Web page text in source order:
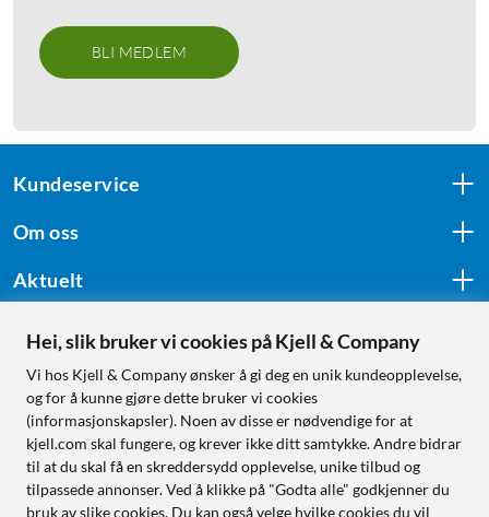
BLI MEDLEM
Kundeservice
Om oss
Aktuelt
Følg oss
Handle fra:
Sverige
Hei, slik bruker vi cookies på Kjell & Company
Vi hos Kjell & Company ønsker å gi deg en unik kundeopplevelse,
og for å kunne gjøre dette bruker vi cookies
(informasjonskapsler). Noen av disse er nødvendige for at
kjell.com skal fungere, og krever ikke ditt samtykke. Andre bidrar
til at du skal få en skreddersydd opplevelse, unike tilbud og
tilpassede annonser. Ved å klikke på "Godta alle" godkjenner du
bruk av slike cookies. Du kan også velge hvilke cookies du vil